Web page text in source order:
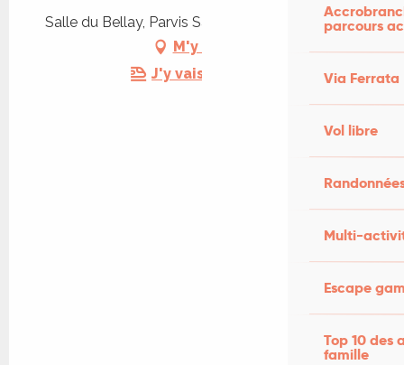
parcours
Via Ferrata
Vol libre
Multi-
Escape
Top 10 des
famille
Salle du Bellay, Parvis Saint Éloi, 46200 Souillac
M'y rendre
J'y vais en train !